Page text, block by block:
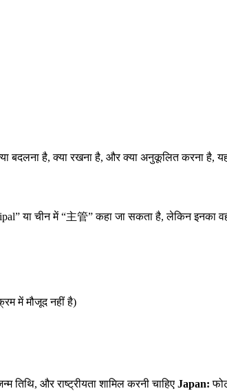
बदलना है, क्या रखना है, और क्या अनुकूलित करना
या चीन में “主管” कहा जा सकता है, लेकिन इनका
में मौजूद नहीं है)
तिथि, और राष्ट्रीयता शामिल करनी चाहिए Japan: